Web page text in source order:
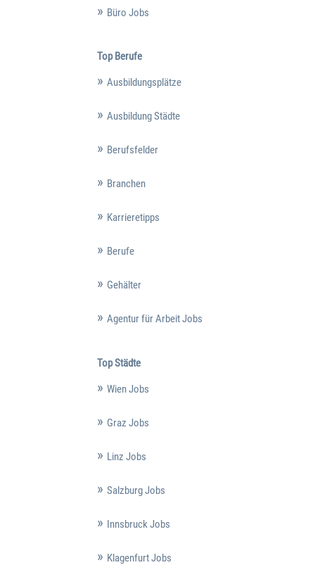
Büro Jobs
Top Berufe
Ausbildungsplätze
Ausbildung Städte
Berufsfelder
Branchen
Karrieretipps
Berufe
Gehälter
Agentur für Arbeit Jobs
Top Städte
Wien Jobs
Graz Jobs
Linz Jobs
Salzburg Jobs
Innsbruck Jobs
Klagenfurt Jobs